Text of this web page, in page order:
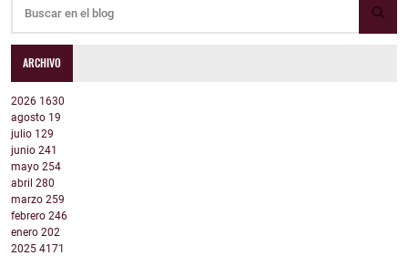
ARCHIVO
2026 1630
agosto 19
julio 129
junio 241
mayo 254
abril 280
marzo 259
febrero 246
enero 202
2025 4171